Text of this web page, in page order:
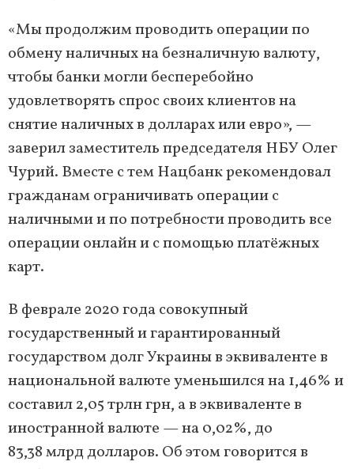
«Мы продолжим проводить операции по
обмену наличных на безналичную валюту,
чтобы банки могли бесперебойно
удовлетворять спрос своих клиентов на
снятие наличных в долларах или евро», —
заверил заместитель председателя НБУ Олег
Чурий. Вместе с тем Нацбанк рекомендовал
гражданам ограничивать операции с
наличными и по потребности проводить все
операции онлайн и с помощью платёжных
карт.
В феврале 2020 года совокупный
государственный и гарантированный
государством долг Украины в эквиваленте в
национальной валюте уменьшился на 1,46% и
составил 2,05 трлн грн, а в эквиваленте в
иностранной валюте — на 0,02%, до
83,38 млрд долларов. Об этом говорится в